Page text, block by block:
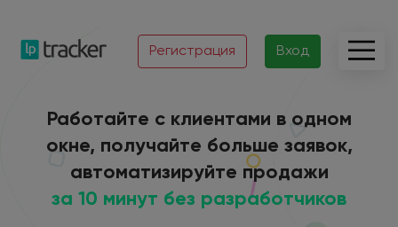
Регистрация Вход
Работайте с клиентами в одном
окне, получайте больше заявок,
автоматизируйте продажи
за 10 минут без разработчиков